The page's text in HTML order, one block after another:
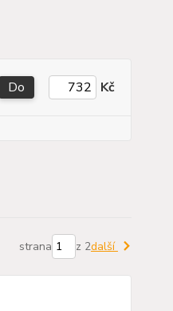
Do Kč
strana z 2další